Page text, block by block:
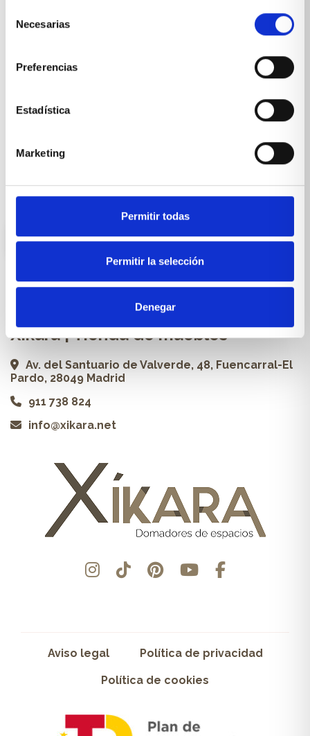
Necesarias
Preferencias
Estadística
Marketing
Permitir todas
Permitir la selección
Denegar
Carpintería a medida
Profesionales
ES
Contacto
Xikara | Tienda de muebles
Av. del Santuario de Valverde, 48, Fuencarral-El
Pardo, 28049 Madrid
911 738 824
info@xikara.net
Aviso legal Política de privacidad
Política de cookies